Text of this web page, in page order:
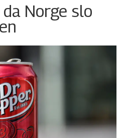
Norge slo